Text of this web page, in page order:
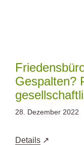
Gespalten?
28. Dezember 2022
Details